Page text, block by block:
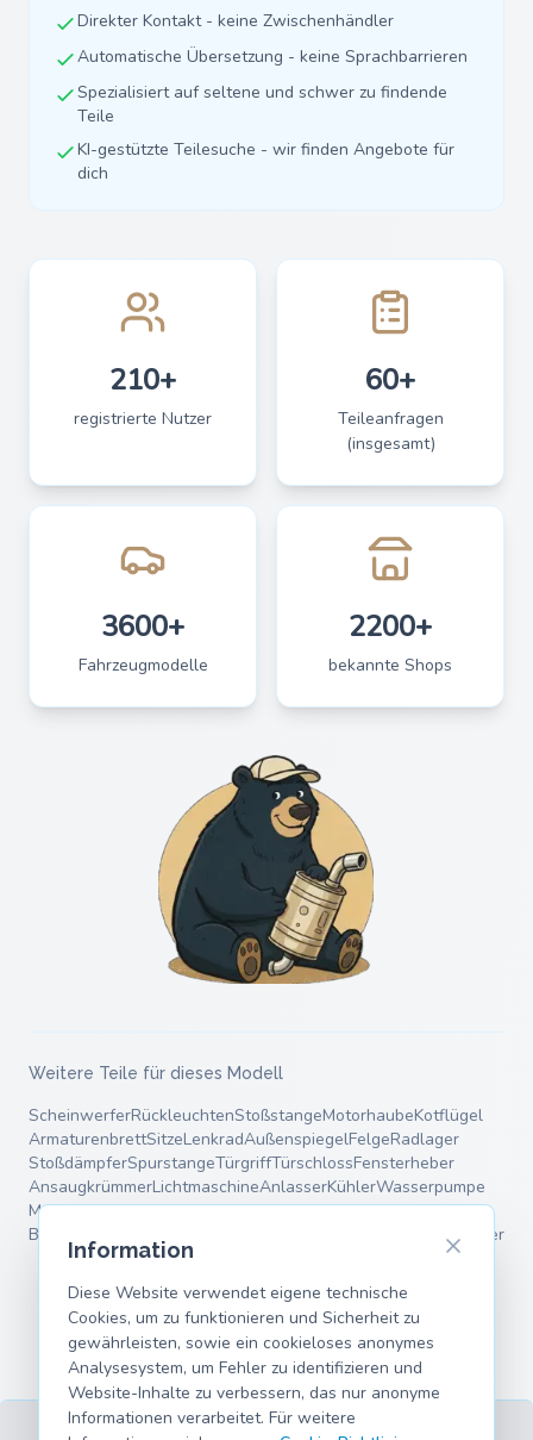
Direkter Kontakt - keine Zwischenhändler
Automatische Übersetzung - keine Sprachbarrieren
Spezialisiert auf seltene und schwer zu findende
Teile
KI-gestützte Teilesuche - wir finden Angebote für
dich
210+
registrierte Nutzer
60+
Teileanfragen
(insgesamt)
3600+
Fahrzeugmodelle
2200+
bekannte Shops
Weitere Teile für dieses Modell
ScheinwerferRückleuchtenStoßstangeMotorhaubeKotflügel
ArmaturenbrettSitzeLenkradAußenspiegelFelgeRadlager
StoßdämpferSpurstangeTürgriffTürschlossFensterheber
AnsaugkrümmerLichtmaschineAnlasserKühlerWasserpumpe
MotorlagerBremsscheibenBremsbelägeBremssattel
Bremstrommel
Querlenker
Information
Diese Website verwendet eigene technische
Cookies, um zu funktionieren und Sicherheit zu
gewährleisten, sowie ein cookieloses anonymes
Analysesystem, um Fehler zu identifizieren und
Website-Inhalte zu verbessern, das nur anonyme
Informationen verarbeitet. Für weitere